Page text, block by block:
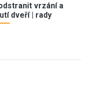
vrzání a
dveří | rady